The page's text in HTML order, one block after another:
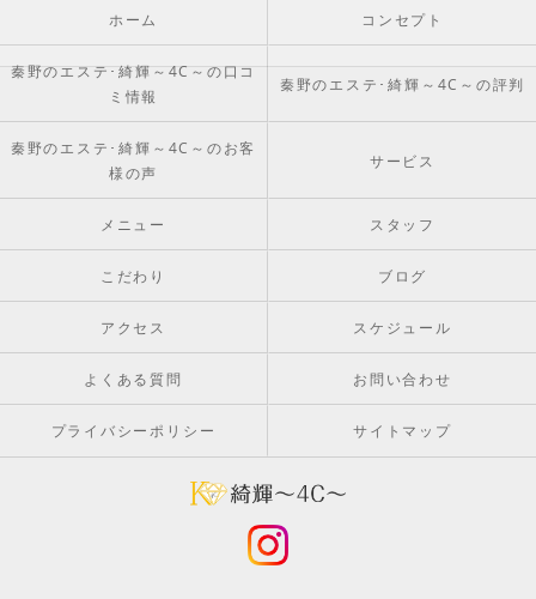
ホーム コンセプト
秦野のエステ･綺輝～4C～の口コ
ミ情報
秦野のエステ･綺輝～4C～の評判
秦野のエステ･綺輝～4C～のお客
様の声
サービス
メニュー スタッフ
こだわり ブログ
アクセス スケジュール
よくある質問 お問い合わせ
プライバシーポリシー サイトマップ